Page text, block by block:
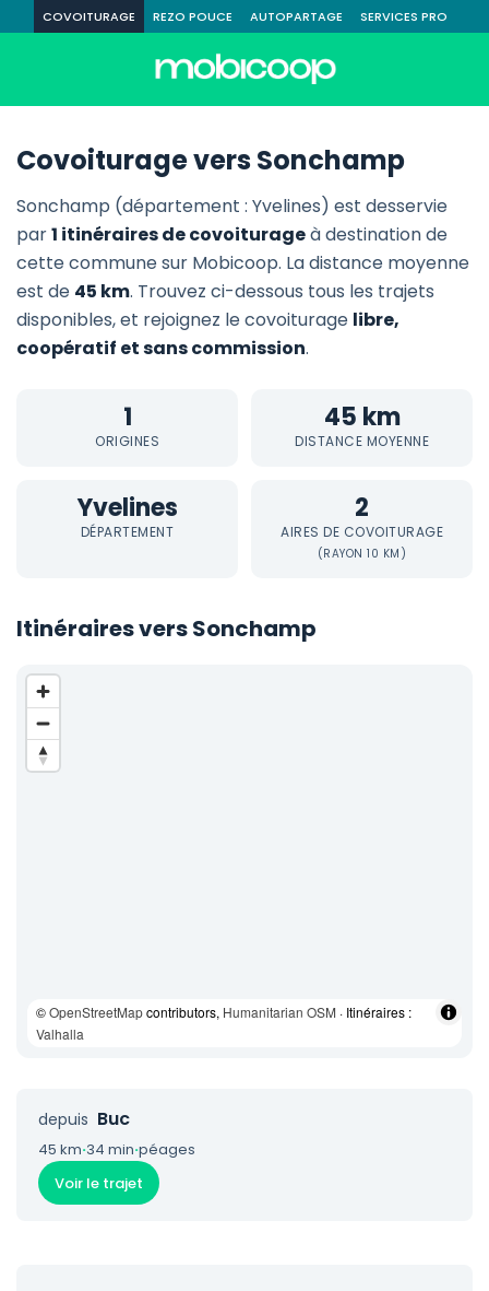
COVOITURAGE REZO POUCE AUTOPARTAGE SERVICES PRO
Covoiturage vers Sonchamp
Sonchamp (département : Yvelines) est desservie
par1 itinéraires de covoiturageà destination de
cette commune sur Mobicoop. La distance moyenne
est de 45 km. Trouvez ci-dessous tous les trajets
disponibles, et rejoignez le covoiturage libre,
coopératif et sans commission.
1
ORIGINES
45 km
DISTANCE MOYENNE
Yvelines
DÉPARTEMENT
2
AIRES DE COVOITURAGE
(RAYON 10 KM)
Itinéraires vers Sonchamp
©OpenStreetMapcontributors, Humanitarian OSM · Itinéraires :
Valhalla
depuis Buc
45 km·34 min·péages
Voir le trajet